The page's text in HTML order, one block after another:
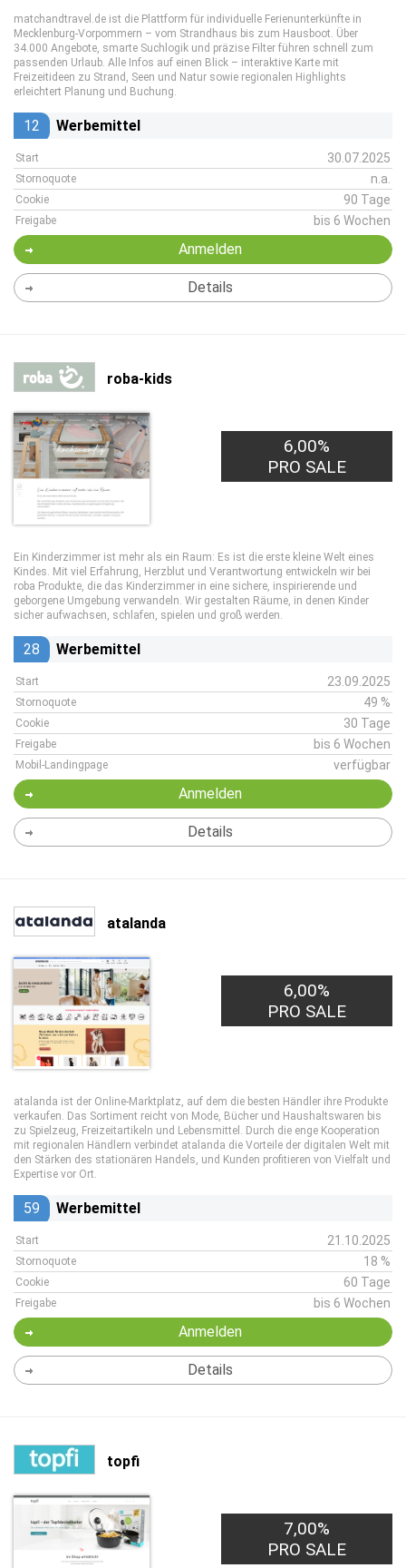
matchandtravel.de ist die Plattform für individuelle Ferienunterkünfte in
Mecklenburg-Vorpommern – vom Strandhaus bis zum Hausboot. Über
34.000 Angebote, smarte Suchlogik und präzise Filter führen schnell zum
passenden Urlaub. Alle Infos auf einen Blick – interaktive Karte mit
Freizeitideen zu Strand, Seen und Natur sowie regionalen Highlights
erleichtert Planung und Buchung.
12 Werbemittel
Start 30.07.2025
Stornoquote n.a.
Cookie 90 Tage
Freigabe bis 6 Wochen
Anmelden
Details
roba-kids
6,00%
PRO SALE
Ein Kinderzimmer ist mehr als ein Raum: Es ist die erste kleine Welt eines
Kindes. Mit viel Erfahrung, Herzblut und Verantwortung entwickeln wir bei
roba Produkte, die das Kinderzimmer in eine sichere, inspirierende und
geborgene Umgebung verwandeln. Wir gestalten Räume, in denen Kinder
sicher aufwachsen, schlafen, spielen und groß werden.
28 Werbemittel
Start 23.09.2025
Stornoquote 49 %
Cookie 30 Tage
Freigabe bis 6 Wochen
Mobil-Landingpage verfügbar
Anmelden
Details
atalanda
6,00%
PRO SALE
atalanda ist der Online-Marktplatz, auf dem die besten Händler ihre Produkte
verkaufen. Das Sortiment reicht von Mode, Bücher und Haushaltswaren bis
zu Spielzeug, Freizeitartikeln und Lebensmittel. Durch die enge Kooperation
mit regionalen Händlern verbindet atalanda die Vorteile der digitalen Welt mit
den Stärken des stationären Handels, und Kunden profitieren von Vielfalt und
Expertise vor Ort.
59 Werbemittel
Start 21.10.2025
Stornoquote 18 %
Cookie 60 Tage
Freigabe bis 6 Wochen
Anmelden
Details
topfi
7,00%
PRO SALE